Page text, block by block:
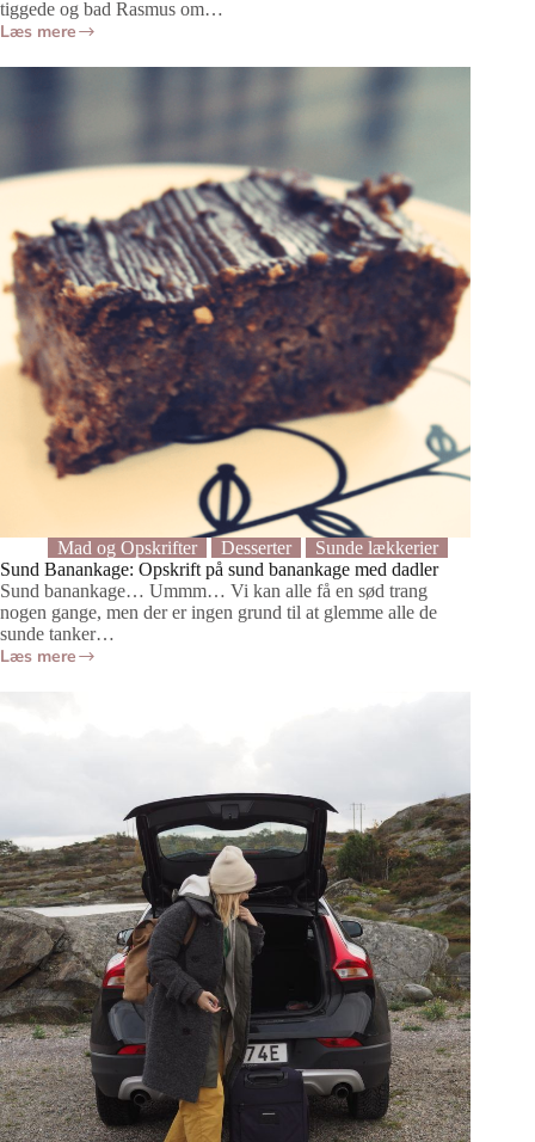
tiggede og bad Rasmus om…
Læs mere
Fuldkornsboller:
Opskrift
fuldkornsboller
Mad og Opskrifter Desserter
Sunde lækkerier
Sund Banankage: Opskrift på sund banankage med dadler
Sund banankage… Ummm… Vi kan alle få en sød trang
nogen gange, men der er ingen grund til at glemme alle de
sunde tanker…
Læs mere
Sund